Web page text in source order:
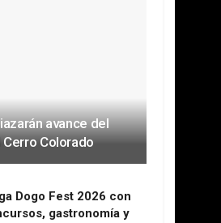
avance del
Colorado
Dogo Fest 2026 con
gastronomía y